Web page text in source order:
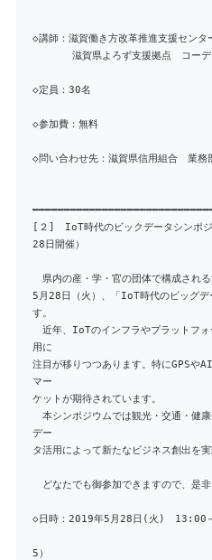
◇講師：滋賀働き方改革推進支援セン
滋賀県よろず支援拠点 コーデ
◇定員：30名
◇参加費：無料
◇問い合わせ先：滋賀県信用組合
[２] IoT時代のビックデータシ
28日開催）
県内の産・学・官の団体で構成される
5月28日（火）、「IoT時代のビッグデ
す。
近年、IoTのインフラやプラットフォ
用に
注目が移りつつあります。特にGPSや
マー
ケットが期待されています。
本シンポジウムでは観光・交通・健
デー
タ活用によって新たなビジネス創出を
どなたでも御参加できますので、是非
◇日時：2019年5月28日(火) 13:00
（名刺交換会
5）